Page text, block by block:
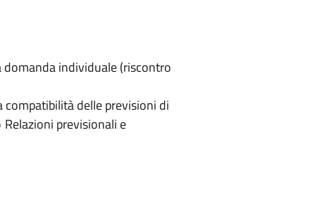
individuale (riscontro
delle previsioni di
previsionali e